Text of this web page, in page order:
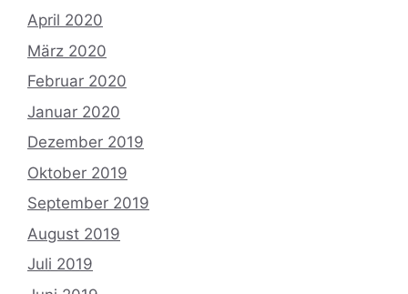
April 2020
März 2020
Februar 2020
Januar 2020
Dezember 2019
Oktober 2019
September 2019
August 2019
Juli 2019